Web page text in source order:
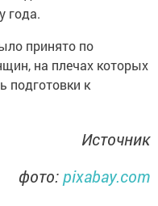
года.
принято по
на плечах которых
подготовки к
Источник
фото:pixabay.com